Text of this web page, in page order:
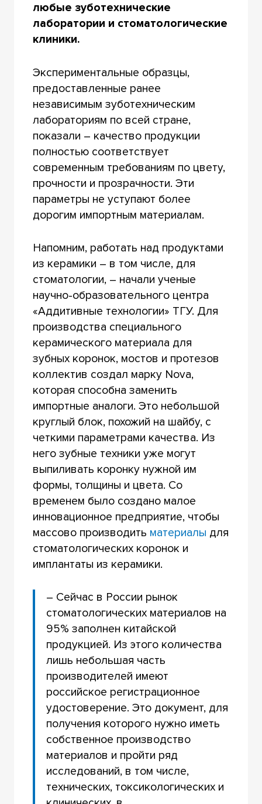
любые зуботехнические
лаборатории и стоматологические
клиники.
Экспериментальные образцы,
предоставленные ранее
независимым зуботехническим
лабораториям по всей стране,
показали – качество продукции
полностью соответствует
современным требованиям по цвету,
прочности и прозрачности. Эти
параметры не уступают более
дорогим импортным материалам.
Напомним, работать над продуктами
из керамики – в том числе, для
стоматологии, – начали ученые
научно-образовательного центра
«Аддитивные технологии» ТГУ. Для
производства специального
керамического материала для
зубных коронок, мостов и протезов
коллектив создал марку Nova,
которая способна заменить
импортные аналоги. Это небольшой
круглый блок, похожий на шайбу, с
четкими параметрами качества. Из
него зубные техники уже могут
выпиливать коронку нужной им
формы, толщины и цвета. Со
временем было создано малое
инновационное предприятие, чтобы
массово производить материалы для
стоматологических коронок и
имплантаты из керамики.
– Сейчас в России рынок
стоматологических материалов на
95% заполнен китайской
продукцией. Из этого количества
лишь небольшая часть
производителей имеют
российское регистрационное
удостоверение. Это документ, для
получения которого нужно иметь
собственное производство
материалов и пройти ряд
исследований, в том числе,
технических, токсикологических и